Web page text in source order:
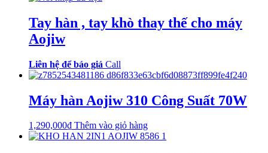
Tay hàn , tay khò thay thế cho máy
Aojiw
Liên hệ để báo giá Call
Máy hàn Aojiw 310 Công Suất 70W
1,290,000₫ Thêm vào giỏ hàng